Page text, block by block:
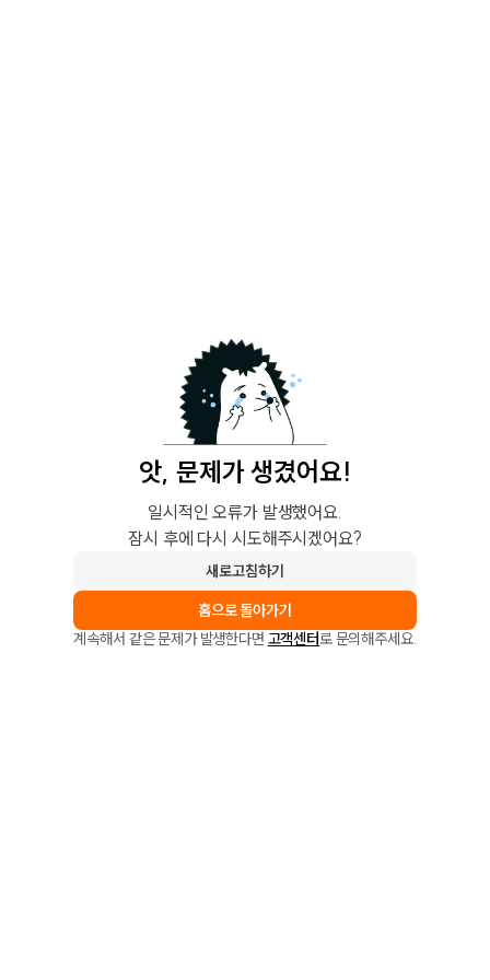
앗, 문제가 생겼어요!
일시적인 오류가 발생했어요.
잠시 후에 다시 시도해주시겠어요?
새로고침하기
홈으로 돌아가기
계속해서 같은 문제가 발생한다면 고객센터로 문의해주세요.